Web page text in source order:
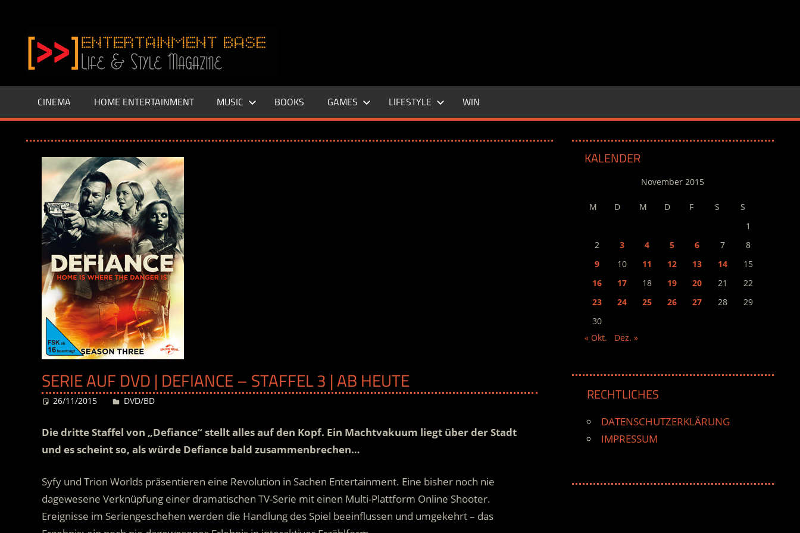
springen
–
LIFE
Base.de
CINEMA HOME ENTERTAINMENT MUSIC BOOKS GAMES LIFESTYLE WIN
SERIE AUF DVD | DEFIANCE – STAFFEL 3 | AB HEUTE
26/11/2015 Desiree
DVD/BD
Die dritte Staffel von „Defiance“ stellt alles auf den Kopf. Ein Machtvakuum liegt über der Stadt
und es scheint so, als würde Defiance bald zusammenbrechen…
Syfy und Trion Worlds präsentieren eine Revolution in Sachen Entertainment. Eine bisher noch nie
dagewesene Verknüpfung einer dramatischen TV-Serie mit einen Multi-Plattform Online Shooter.
Ereignisse im Seriengeschehen werden die Handlung des Spiel beeinflussen und umgekehrt – das
KALENDER
November 2015
M D M D F S
S
1
2
3 4 5 6 7
8
9
10 11 12 13 14
15
16
17 18 19 20 21
22
23
24 25 26 27 28
29
30
« Okt.
Dez. »
RECHTLICHES
DATENSCHUTZERKLÄRUNG
IMPRESSUM